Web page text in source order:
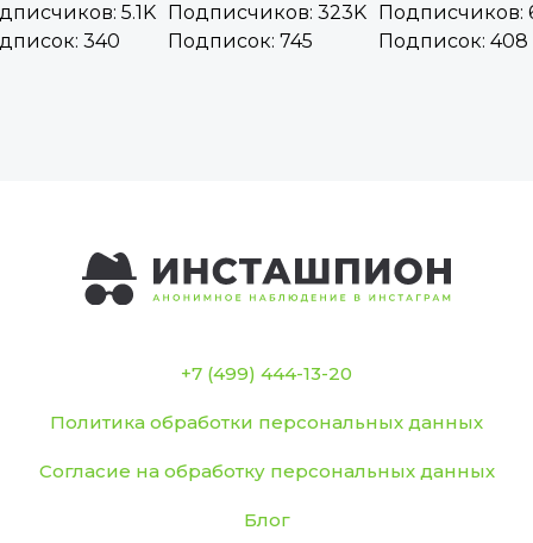
5.1K
340
Подписчиков: 323K
Подписок: 745
Подписчиков:
Подписок: 408
+7 (499) 444-13-20
Политика обработки персональных данных
Согласие на обработку персональных данных
Блог